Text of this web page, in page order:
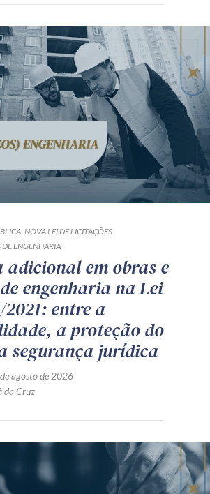
NOVA LEI DE LICITAÇÕES
DE ENGENHARIA
em obras e
engenharia na Lei
2021: entre a
a proteção do
segurança jurídica
agosto de 2026
da Cruz